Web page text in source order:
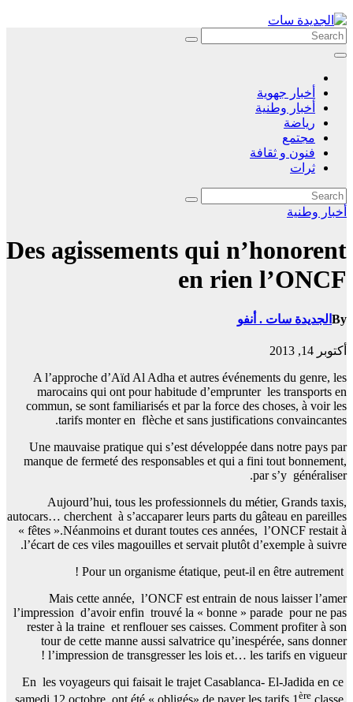
Skip
to
content
أخبار جهوية
أخبار وطنية
رياضة
مجتمع
فنون و ثقافة
ثرات
أخبار وطنية
Des agissements qui n’honorent
en rien l’ONCF
By الجديدة سات . أنفو
أكتوبر 14, 2013
A l’approche d’Aïd Al Adha et autres événements du genre, les
marocains qui ont pour habitude d’emprunter les transports en
commun, se sont familiarisés et par la force des choses, à voir les
tarifs monter en flèche et sans justifications convaincantes.
Une mauvaise pratique qui s’est développée dans notre pays par
manque de fermeté des responsables et qui a fini tout bonnement,
par s’y généraliser.
Aujourd’hui, tous les professionnels du métier, Grands taxis,
autocars… cherchent à s’accaparer leurs parts du gâteau en pareilles
« fêtes ».Néanmoins et durant toutes ces années, l’ONCF restait à
l’écart de ces viles magouilles et servait plutôt d’exemple à suivre.
Mais cette année, l’ONCF est entrain de nous laisser l’amer
l’impression d’avoir enfin trouvé la « bonne » parade pour ne pas
rester à la traine et renflouer ses caisses. Comment profiter à son
tour de cette manne aussi salvatrice qu’inespérée, sans donner
l’impression de transgresser les lois et… les tarifs en vigueur !
En les voyageurs qui faisait le trajet Casablanca- El-Jadida en ce
ère